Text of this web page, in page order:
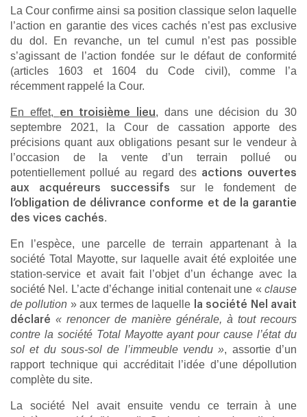
La Cour confirme ainsi sa position classique selon laquelle
l’action en garantie des vices cachés n’est pas exclusive
du dol. En revanche, un tel cumul n’est pas possible
s’agissant de l’action fondée sur le défaut de conformité
(articles 1603 et 1604 du Code civil), comme l’a
récemment rappelé la Cour.
En effet, en troisième lieu, dans une décision du 30
septembre 2021, la Cour de cassation apporte des
précisions quant aux obligations pesant sur le vendeur à
l’occasion de la vente d’un terrain pollué ou
potentiellement pollué au regard des actions ouvertes
aux acquéreurs successifs sur le fondement de
l’obligation de délivrance conforme et de la garantie
des vices cachés.
En l’espèce, une parcelle de terrain appartenant à la
société Total Mayotte, sur laquelle avait été exploitée une
station-service et avait fait l’objet d’un échange avec la
société Nel. L’acte d’échange initial contenait une « clause
de pollution » aux termes de laquelle
la société Nel avait
déclaré « renoncer de manière générale, à tout recours
contre la société Total Mayotte ayant pour cause l’état du
sol et du sous-sol de l’immeuble vendu », assortie d’un
rapport technique qui accréditait l’idée d’une dépollution
complète du site.
La société Nel avait ensuite vendu ce terrain à une